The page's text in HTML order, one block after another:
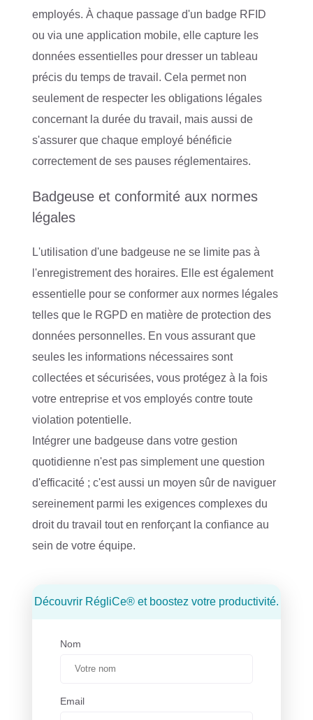
employés. À chaque passage d'un badge RFID
ou via une application mobile, elle capture les
données essentielles pour dresser un tableau
précis du temps de travail. Cela permet non
seulement de respecter les obligations légales
concernant la durée du travail, mais aussi de
s'assurer que chaque employé bénéficie
correctement de ses pauses réglementaires.
Badgeuse et conformité aux normes
légales
L'utilisation d'une badgeuse ne se limite pas à
l'enregistrement des horaires. Elle est également
essentielle pour se conformer aux normes légales
telles que le RGPD en matière de protection des
données personnelles. En vous assurant que
seules les informations nécessaires sont
collectées et sécurisées, vous protégez à la fois
votre entreprise et vos employés contre toute
violation potentielle.
Intégrer une badgeuse dans votre gestion
quotidienne n'est pas simplement une question
d'efficacité ; c'est aussi un moyen sûr de naviguer
sereinement parmi les exigences complexes du
droit du travail tout en renforçant la confiance au
sein de votre équipe.
Découvrir RégliCe® et boostez votre productivité.
Nom
Email